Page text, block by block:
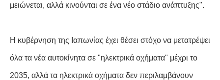
μειώνεται, αλλά κινούνται σε ένα νέο στάδιο ανάπτυξης".
Η κυβέρνηση της Ιαπωνίας έχει θέσει στόχο να μετατρέψει
όλα τα νέα αυτοκίνητα σε "ηλεκτρικά οχήματα" μέχρι το
2035, αλλά τα ηλεκτρικά οχήματα δεν περιλαμβάνουν